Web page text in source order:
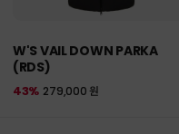
W'S VAIL DOWN PARKA
(RDS)
279,000 원
43%